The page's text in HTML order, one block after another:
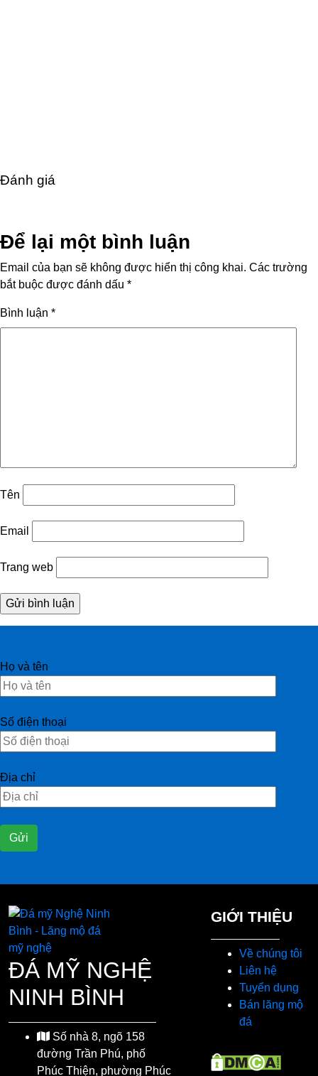
Đánh giá
Để lại một bình luận
Email của bạn sẽ không được hiển thị công khai. Các trường
bắt buộc được đánh dấu *
Bình luận *
Tên
Email
Trang web
Họ và tên
Số điện thoại
Địa chỉ
ĐÁ MỸ NGHỆ
NINH BÌNH
Số nhà 8, ngõ 158
đường Trần Phú, phố
Phúc Thiện, phường Phúc
GIỚI THIỆU
Về chúng tôi
Liên hệ
Tuyển dụng
Bán lăng mộ
đá